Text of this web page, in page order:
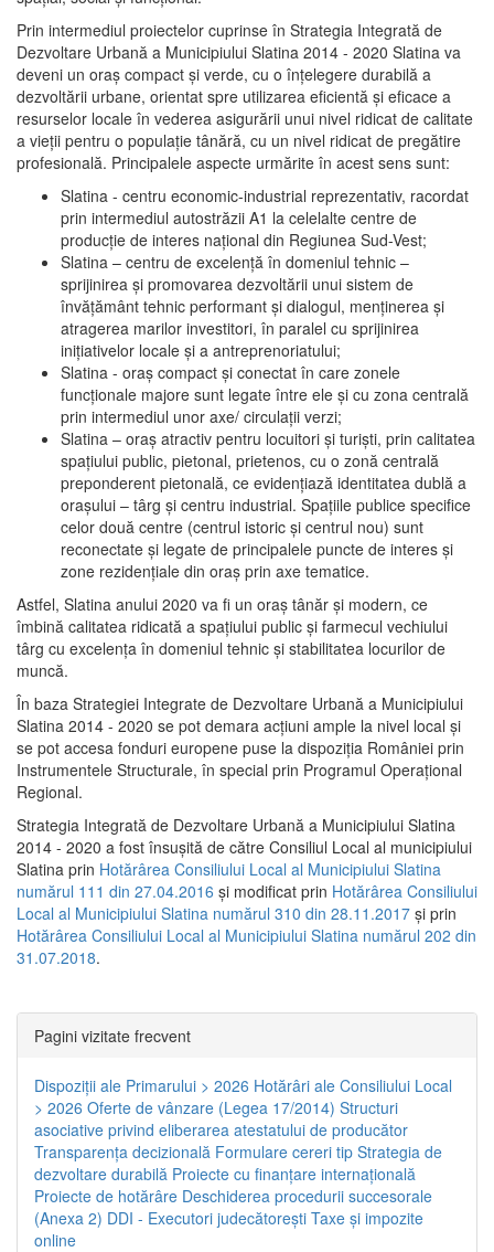
Prin intermediul proiectelor cuprinse în Strategia Integrată de
Dezvoltare Urbană a Municipiului Slatina 2014 - 2020 Slatina va
deveni un oraş compact şi verde, cu o înţelegere durabilă a
dezvoltării urbane, orientat spre utilizarea eficientă şi eficace a
resurselor locale în vederea asigurării unui nivel ridicat de calitate
a vieţii pentru o populaţie tânără, cu un nivel ridicat de pregătire
profesională. Principalele aspecte urmărite în acest sens sunt:
Slatina - centru economic-industrial reprezentativ, racordat
prin intermediul autostrăzii A1 la celelalte centre de
producţie de interes naţional din Regiunea Sud-Vest;
Slatina – centru de excelenţă în domeniul tehnic –
sprijinirea şi promovarea dezvoltării unui sistem de
învăţământ tehnic performant şi dialogul, menţinerea şi
atragerea marilor investitori, în paralel cu sprijinirea
iniţiativelor locale şi a antreprenoriatului;
Slatina - oraş compact şi conectat în care zonele
funcţionale majore sunt legate între ele şi cu zona centrală
prin intermediul unor axe/ circulații verzi;
Slatina – oraş atractiv pentru locuitori şi turişti, prin calitatea
spaţiului public, pietonal, prietenos, cu o zonă centrală
preponderent pietonală, ce evidenţiază identitatea dublă a
oraşului – târg şi centru industrial. Spaţiile publice specifice
celor două centre (centrul istoric şi centrul nou) sunt
reconectate şi legate de principalele puncte de interes şi
zone rezidenţiale din oraş prin axe tematice.
Astfel, Slatina anului 2020 va fi un oraş tânăr şi modern, ce
îmbină calitatea ridicată a spaţiului public şi farmecul vechiului
târg cu excelenţa în domeniul tehnic şi stabilitatea locurilor de
muncă.
În baza Strategiei Integrate de Dezvoltare Urbană a Municipiului
Slatina 2014 - 2020 se pot demara acţiuni ample la nivel local şi
se pot accesa fonduri europene puse la dispoziţia României prin
Instrumentele Structurale, în special prin Programul Operațional
Regional.
Strategia Integrată de Dezvoltare Urbană a Municipiului Slatina
2014 - 2020 a fost însuşită de către Consiliul Local al municipiului
Slatina prin Hotărârea Consiliului Local al Municipiului Slatina
numărul 111 din 27.04.2016 și modificat prin Hotărârea Consiliului
Local al Municipiului Slatina numărul 310 din 28.11.2017 și prin
Hotărârea Consiliului Local al Municipiului Slatina numărul 202 din
31.07.2018.
Pagini vizitate frecvent
Dispoziţii ale Primarului > 2026 Hotărâri ale Consiliului Local
> 2026 Oferte de vânzare (Legea 17/2014) Structuri
asociative privind eliberarea atestatului de producător
Transparenţa decizională Formulare cereri tip Strategia de
dezvoltare durabilă Proiecte cu finanţare internaţională
Proiecte de hotărâre Deschiderea procedurii succesorale
(Anexa 2) DDI - Executori judecătorești Taxe şi impozite
online